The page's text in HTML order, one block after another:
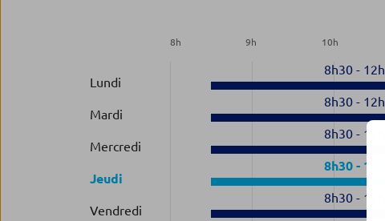
8h 9h 10h
Lundi
8h30- 12h
Mardi
8h30- 12h
Mercredi
8h30- 12h
Jeudi
8h30- 12h
Vendredi
8h30- 12h